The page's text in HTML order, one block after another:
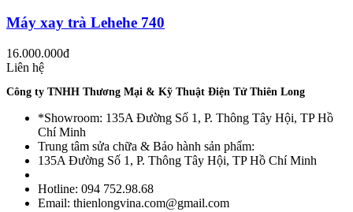
Máy xay trà Lehehe 740
16.000.000đ
Liên hệ
Công ty TNHH Thương Mại & Kỹ Thuật Điện Tử Thiên Long
*Showroom: 135A Đường Số 1, P. Thông Tây Hội, TP Hồ
Chí Minh
Trung tâm sửa chữa & Bảo hành sản phẩm:
135A Đường Số 1, P. Thông Tây Hội, TP Hồ Chí Minh
Hotline: 094 752.98.68
Email: thienlongvina.com@gmail.com